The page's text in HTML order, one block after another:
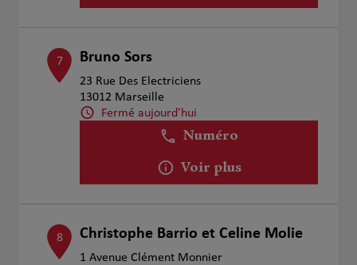
7 Bruno Sors
23 Rue Des Electriciens
13012 Marseille
Fermé aujourd'hui
Numéro
Voir plus
8 Christophe Barrio et Celine Molie
1 Avenue Clément Monnier